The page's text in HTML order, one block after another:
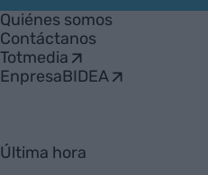
Empresa
Quiénes somos
Contáctanos
Totmedia
EnpresaBIDEA
Última hora